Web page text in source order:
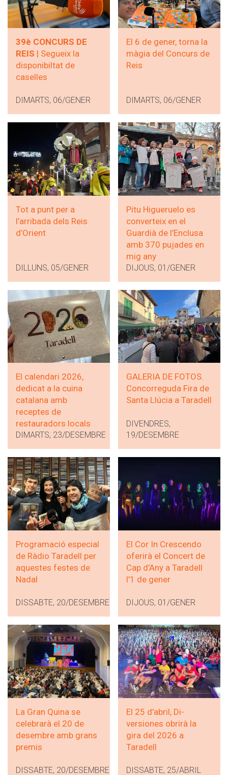
39è CONCURS DE
REIS | Segueix la
disponibiltat de
caselles
DIMARTS, 06/GENER
El 6 de gener, torna la
màgia del Concurs de
Reis
DIMARTS, 06/GENER
Tot a punt per a
l’arribada dels Reis
d’Orient
DILLUNS, 05/GENER
Pitu Higueruelo es
converteix en el
Guardià de l’Enclusa
amb 370 pujades en
mig any
DIJOUS, 01/GENER
El calendari 2026,
dedicat a la cuina
catalana amb
receptes de
restauradors locals
DIMARTS, 23/DESEMBRE
GALERIA DE FOTOS.
Concorreguda Fira de
Santa Llúcia a Taradell
DIVENDRES,
19/DESEMBRE
Programació especial
de Ràdio Taradell per
aquestes festes de
Nadal
DISSABTE, 20/DESEMBRE
El Cor In Crescendo
oferirà el Concert de
Cap d’Any a Taradell
l’1 de gener
DIJOUS, 01/GENER
La Gran Quina se
celebrarà el 20 de
desembre amb grans
premis
DISSABTE, 20/DESEMBRE
El 25 d'abril, Di-
versiones obrirà la
gira del 2026 a
Taradell
DISSABTE, 25/ABRIL